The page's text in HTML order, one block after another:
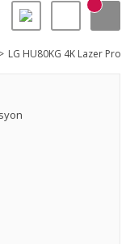
LG HU80KG 4K Lazer